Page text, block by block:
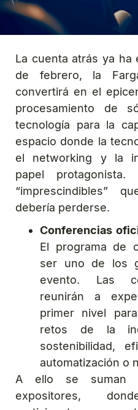
La cuenta atrás ya ha
de febrero, la
convertirá en el
procesamiento de
tecnología para la
espacio donde la
el networking y la
papel
“imprescindibles”
debería perderse.
Conferencias
El programa de
ser uno de los
evento. Las
reunirán a
primer nivel
retos de la
sostenibilidad,
automatización o
A ello se suman
expositores,